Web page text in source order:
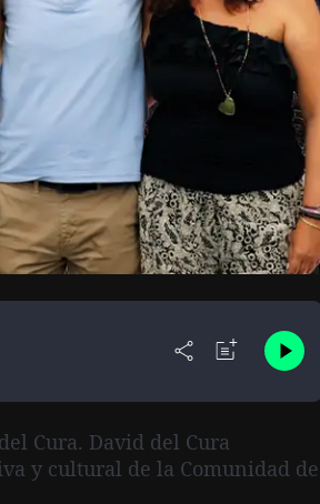
Cura. David del Cura
y cultural de la Comunidad de